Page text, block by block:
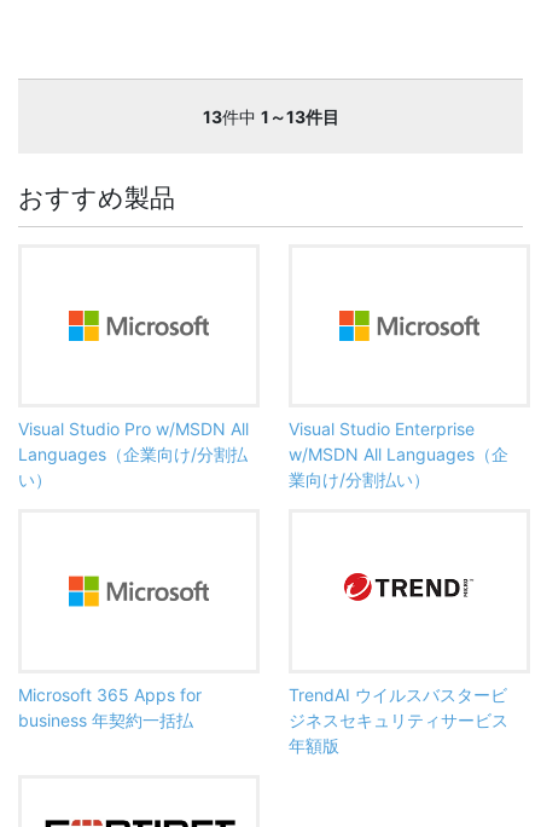
13件中 1～13件目
おすすめ製品
Visual Studio Pro w/MSDN All
Languages（企業向け/分割払
い）
Visual Studio Enterprise
w/MSDN All Languages（企
業向け/分割払い）
Microsoft 365 Apps for
business 年契約一括払
TrendAI ウイルスバスタービ
ジネスセキュリティサービス
年額版